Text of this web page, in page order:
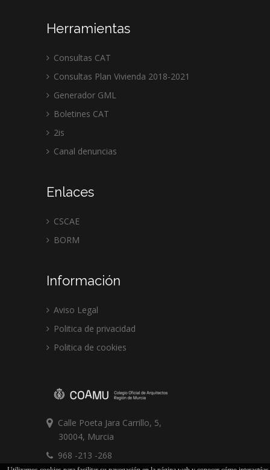
Herramientas
Consultas CAT
Consultas Plan Vivienda 2018-2021
Generador GML
Boletines CAT
2is
Canal denuncias
Enlaces
CSCAE
BORM
Información
Aviso Legal
Politica de privacidad
Politica de cookies
Calle Poeta Jara Carrillo, 5,
30004, Murcia
968 -213 -268